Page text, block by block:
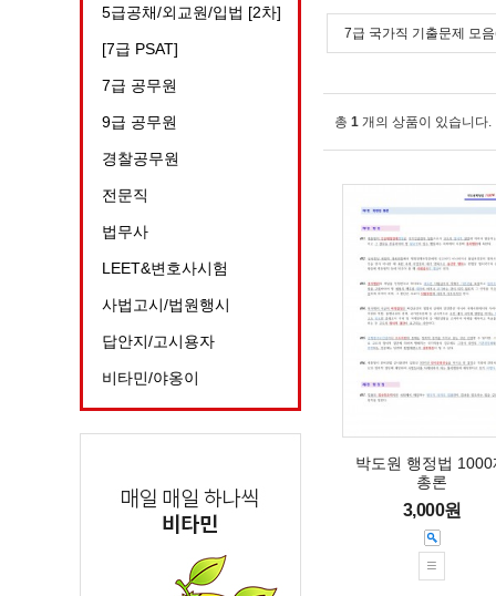
5급공채/외교원/입법 [2차]
[7급 PSAT]
7급 공무원
9급 공무원
경찰공무원
전문직
법무사
LEET&변호사시험
사법고시/법원행시
답안지/고시용자
비타민/야옹이
7급 국가직 기출문제 모
총 1 개의 상품이 있습니다.
박도원 행정법 1000
총론
3,000원